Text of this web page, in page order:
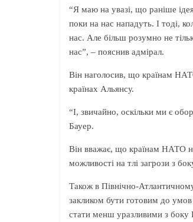
“Я маю на увазі, що раніше
поки на нас нападуть. І тоді,
нас. Але більш розумно не
нас”, – пояснив адмірал.
Він наголосив, що країнам
країнах Альянсу.
“І, звичайно, оскільки ми є
Бауер.
Він вважає, що країнам НАТО
можливості на тлі загрози з
Також в Північно-
закликом бути готовим до умов
стати менш уразливими з боку